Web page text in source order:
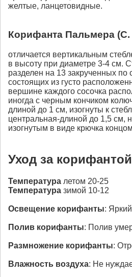
желтые, ланцетовидные.
Корифанта Пальмера (С.
отличается вертикальным
в высоту при диаметре 3-4 см.
разделен на 13 закрученных по
состоящих из густо
вершине каждого сосочка
иногда с черным кончиком
длиной до 1 см, изогнуты к
центральная-длиной до 1,5 см,
изогнутым в виде крючка
Уход за
Температура летом 20-25
Температура зимой 10-12
Освещение корифанты:
Полив корифанты: Полив
Размножение корифанты:
Влажность воздуха: Не